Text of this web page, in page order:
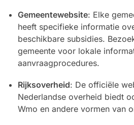
Gemeentewebsite: Elke
heeft specifieke informatie
beschikbare subsidies.
gemeente voor lokale
aanvraagprocedures.
Rijksoverheid: De officiële
Nederlandse overheid biedt
Wmo en andere vormen van